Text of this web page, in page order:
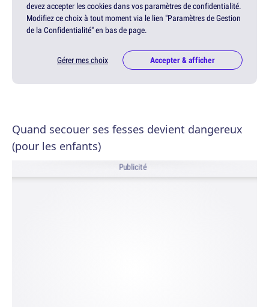
devez accepter les cookies dans vos paramètres de confidentialité.
Modifiez ce choix à tout moment via le lien "Paramètres de Gestion
de la Confidentialité" en bas de page.
Gérer mes choix Accepter & afficher
Quand secouer ses fesses devient dangereux
(pour les enfants)
Publicité